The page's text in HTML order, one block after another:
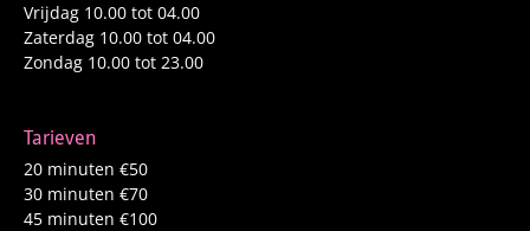
Vrijdag 10.00 tot 04.00
Zaterdag 10.00 tot 04.00
Zondag 10.00 tot 23.00
Tarieven
20 minuten €50
30 minuten €70
45 minuten €100